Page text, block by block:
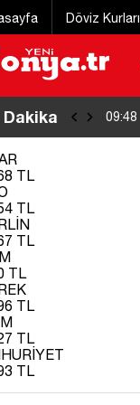
Döviz Kurları
Dakika 09:48
TL
TL
TL
TL
TL
TL
TL